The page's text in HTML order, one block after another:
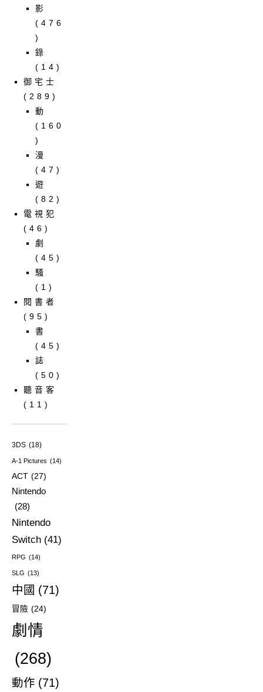
影
(476
)
錄
(14)
御宅士
(289)
動
(160
)
漫
(47)
遊
(82)
電視犯
(46)
劇
(45)
騷
(1)
閱書者
(95)
書
(45)
誌
(50)
聽音客
(11)
3DS (18)
A-1 Pictures (14)
ACT (27)
Nintendo
(28)
Nintendo
Switch (41)
RPG (14)
SLG (13)
中國 (71)
冒險 (24)
劇情
(268)
動作 (71)